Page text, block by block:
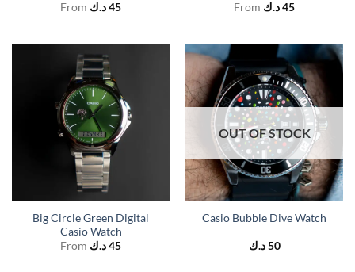
From
45د.ك
From
45د.ك
Big Circle Green Digital
Casio Watch
From
45د.ك
OUT OF STOCK
Casio Bubble Dive Watch
50 د.ك